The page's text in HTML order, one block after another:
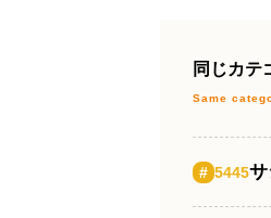
同じカテ
# 5445